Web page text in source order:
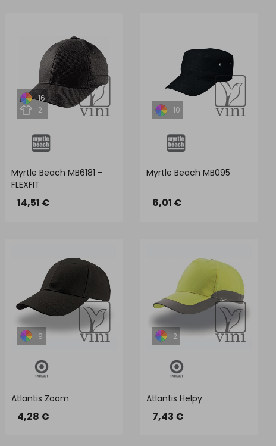
16
2
Myrtle Beach MB6181 -
FLEXFIT
14,51 €
10
Myrtle Beach MB095
6,01 €
9
Atlantis Zoom
4,28 €
2
Atlantis Helpy
7,43 €